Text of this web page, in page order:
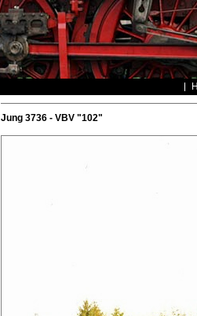
Jung 3736 - VBV "102"